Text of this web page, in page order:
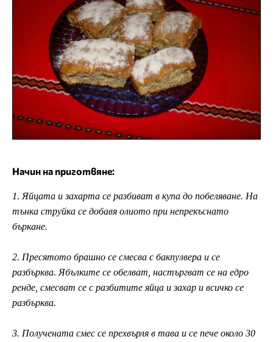
Начин на приготвяне:
1. Яйцата и захарта се разбиват в купа до побеляване. На
тънка струйка се добавя олиото при непрекъснато
бъркане.
2. Пресятото брашно се смесва с бакпулвера и се
разбърква. Ябълките се обелват, настъргват се на едро
ренде, смесват се с разбитите яйца и захар и всичко се
разбърква.
3. Получената смес се прехвърля в тава и се пече около 30